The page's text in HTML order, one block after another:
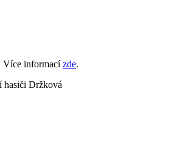
Více informacízde.